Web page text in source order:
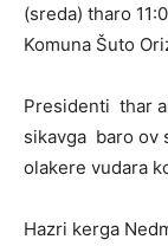
(sreda) tharo
Komuna Šuto
Presidenti thar
sikavga baro ov
olakere vudara
Hazri kerga